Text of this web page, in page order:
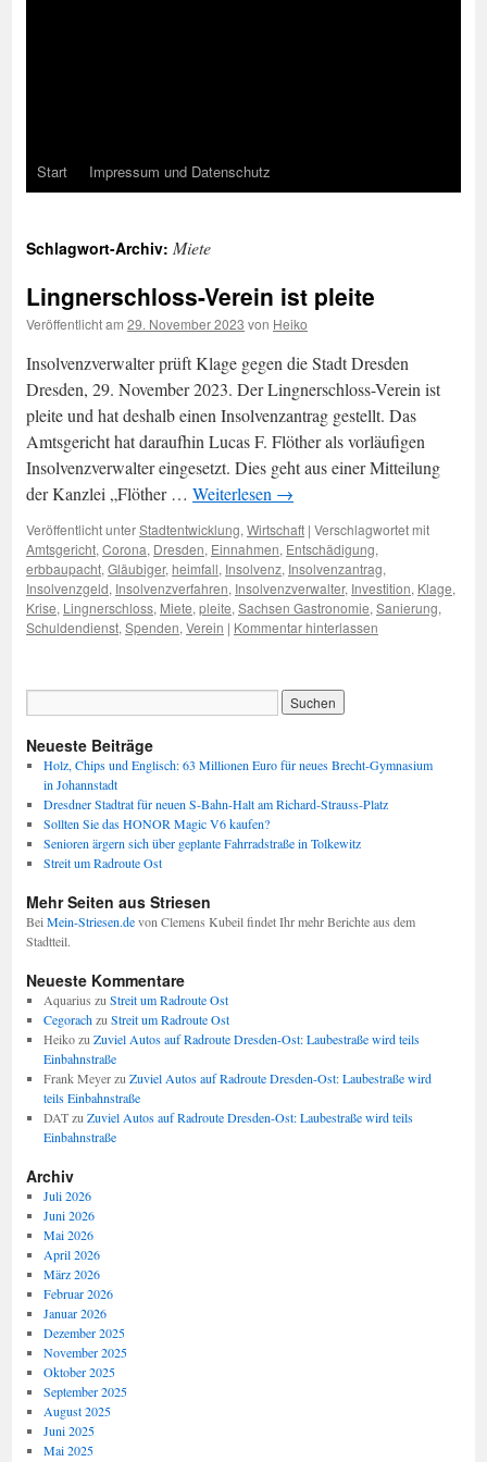
Start Impressum und Datenschutz
Schlagwort-Archiv: Miete
Lingnerschloss-Verein ist pleite
Veröffentlicht am 29. November 2023 von Heiko
Insolvenzverwalter prüft Klage gegen die Stadt Dresden
Dresden, 29. November 2023. Der Lingnerschloss-Verein ist
pleite und hat deshalb einen Insolvenzantrag gestellt. Das
Amtsgericht hat daraufhin Lucas F. Flöther als vorläufigen
Insolvenzverwalter eingesetzt. Dies geht aus einer Mitteilung
der Kanzlei „Flöther … Weiterlesen →
Veröffentlicht unterStadtentwicklung, Wirtschaft | Verschlagwortet mit
Amtsgericht, Corona, Dresden, Einnahmen, Entschädigung,
erbbaupacht, Gläubiger, heimfall, Insolvenz, Insolvenzantrag,
Insolvenzgeld, Insolvenzverfahren, Insolvenzverwalter, Investition, Klage,
Krise, Lingnerschloss, Miete, pleite, Sachsen Gastronomie, Sanierung,
Schuldendienst, Spenden, Verein | Kommentar hinterlassen
Neueste Beiträge
Holz, Chips und Englisch: 63 Millionen Euro für neues Brecht-Gymnasium
in Johannstadt
Dresdner Stadtrat für neuen S-Bahn-Halt am Richard-Strauss-Platz
Sollten Sie das HONOR Magic V6 kaufen?
Senioren ärgern sich über geplante Fahrradstraße in Tolkewitz
Streit um Radroute Ost
Mehr Seiten aus Striesen
Bei Mein-Striesen.devon Clemens Kubeil findet Ihr mehr Berichte aus dem
Stadtteil.
Neueste Kommentare
Aquarius zu Streit um Radroute Ost
Cegorachzu Streit um Radroute Ost
Heikozu Zuviel Autos auf Radroute Dresden-Ost: Laubestraße wird teils
Einbahnstraße
Frank Meyerzu Zuviel Autos auf Radroute Dresden-Ost: Laubestraße wird
teils Einbahnstraße
DATzu Zuviel Autos auf Radroute Dresden-Ost: Laubestraße wird teils
Einbahnstraße
Archiv
Juli 2026
Juni 2026
Mai 2026
April 2026
März 2026
Februar 2026
Januar 2026
Dezember 2025
November 2025
Oktober 2025
September 2025
August 2025
Juni 2025
Mai 2025